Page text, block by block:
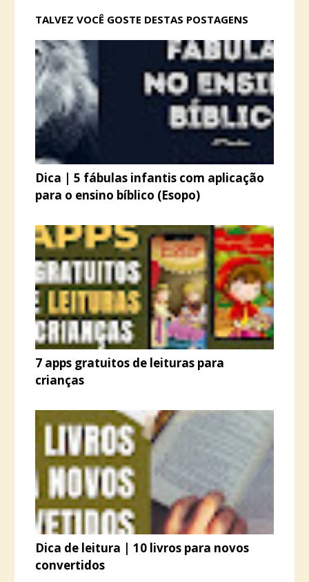
TALVEZ VOCÊ GOSTE DESTAS POSTAGENS
Dica | 5 fábulas infantis com aplicação
para o ensino bíblico (Esopo)
7 apps gratuitos de leituras para
crianças
Dica de leitura | 10 livros para novos
convertidos